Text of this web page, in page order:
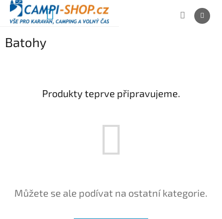
Přejít
obsah
NÁKUPNÍ
Batohy
Produkty teprve připravujeme.
Můžete se ale podívat na ostatní kategorie.